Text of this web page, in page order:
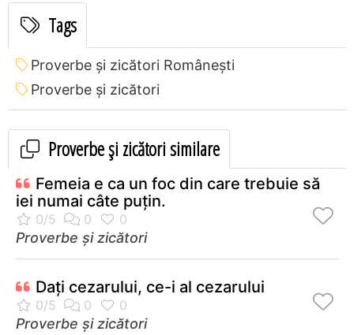
Tags
Proverbe și zicători Româneşti
Proverbe și zicători
Proverbe și zicători similare
Femeia e ca un foc din care trebuie să
iei numai câte puţin.
Proverbe și zicători
Dați cezarului, ce-i al cezarului
Proverbe și zicători